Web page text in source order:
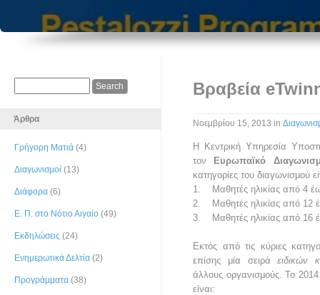
Άρθρα
Γρήγορη Ματιά (4)
Διαγωνισμοί (13)
Διάφορα (6)
Ε. Π. στο Νότιο Αιγαίο (49)
Εκδηλώσεις (24)
Ενημερωτικά Δελτία (2)
Προγράμματα (38)
Βραβεία
Νοεμβρίου 15, 2013 in
Η Κεντρική Υπηρεσία
τον
Ευρωπαϊκό
κατηγορίες του διαγωνισμού
1. Μαθητές ηλικίας από 4
2. Μαθητές ηλικίας από 12
3. Μαθητές ηλικίας από 16
Εκτός από τις κύριες
επίσης μία σειράειδικών
άλλους οργανισμούς. Το 2014
είναι: